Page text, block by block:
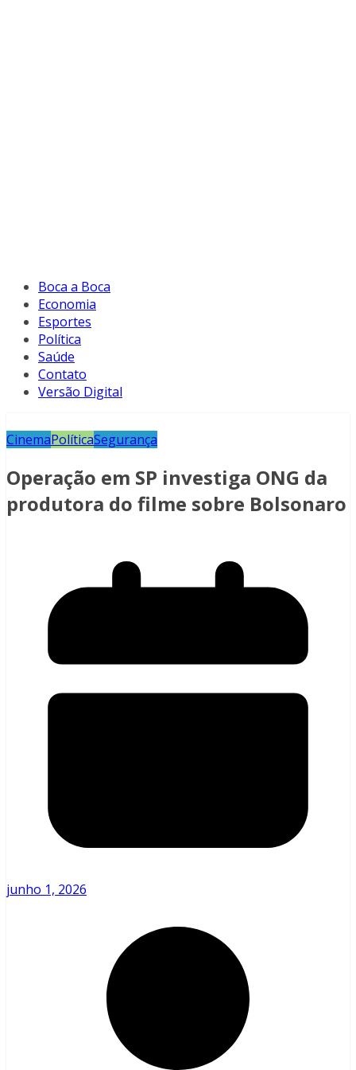
Boca a Boca
Economia
Esportes
Política
Saúde
Contato
Versão Digital
CinemaPolíticaSegurança
Operação em SP investiga ONG da
produtora do filme sobre Bolsonaro
junho 1, 2026